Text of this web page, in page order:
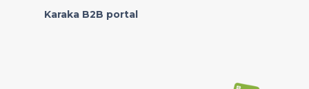
Karaka B2B portal